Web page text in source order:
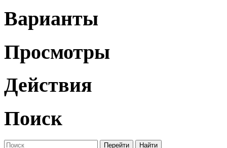
Варианты
Просмотры
Действия
Поиск